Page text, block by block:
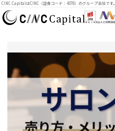
CINC CapitalはCINC（証券コード：4378）のグループ会社です。